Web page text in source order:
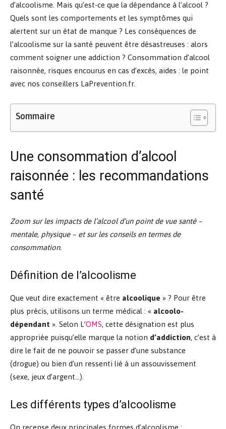
d’alcoolisme. Mais qu’est-ce que la dépendance à l’alcool ?
Quels sont les comportements et les symptômes qui
alertent sur un état de manque ? Les conséquences de
l’alcoolisme sur la santé peuvent être désastreuses : alors
comment soigner une addiction ? Consommation d’alcool
raisonnée, risques encourus en cas d’excès, aides : le point
avec nos conseillers LaPrevention.fr.
Sommaire
Une consommation d’alcool
raisonnée : les recommandations
santé
Zoom sur les impacts de l’alcool d’un point de vue santé –
mentale, physique – et sur les conseils en termes de
consommation.
Définition de l’alcoolisme
Que veut dire exactement « être alcoolique » ? Pour être
plus précis, utilisons un terme médical : « alcoolo-
dépendant ». Selon L’OMS, cette désignation est plus
appropriée puisqu’elle marque la notion d’addiction, c’est à
dire le fait de ne pouvoir se passer d’une substance
(drogue) ou bien d’un ressenti lié à un assouvissement
(sexe, jeux d’argent…).
Les différents types d’alcoolisme